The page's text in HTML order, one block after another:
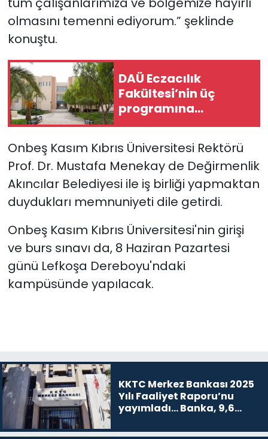
olmasını temenni ediyorum.” şeklinde
konuştu.
DAÜ Eczacılık
Fakültesi’nin üç
programına
uluslararası
akreditasyon
Onbeş Kasım Kıbrıs Üniversitesi Rektörü
Prof. Dr. Mustafa Menekay de Değirmenlik
Akıncılar Belediyesi ile iş birliği yapmaktan
duydukları memnuniyeti dile getirdi.
Onbeş Kasım Kıbrıs Üniversitesi'nin girişi
ve burs sınavı da, 8 Haziran Pazartesi
günü Lefkoşa Dereboyu'ndaki
kampüsünde yapılacak.
KKTC Merkez Bankası 2025
Yılı Faaliyet Raporu’nu
yayımladı... Banka, 9,6